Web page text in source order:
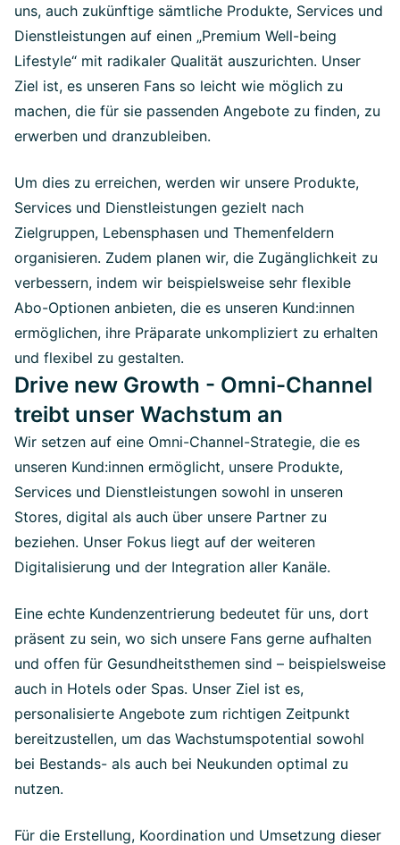
uns, auch zukünftige sämtliche Produkte, Services und
Dienstleistungen auf einen „Premium Well-being
Lifestyle“ mit radikaler Qualität auszurichten. Unser
Ziel ist, es unseren Fans so leicht wie möglich zu
machen, die für sie passenden Angebote zu finden, zu
erwerben und dranzubleiben.
Um dies zu erreichen, werden wir unsere Produkte,
Services und Dienstleistungen gezielt nach
Zielgruppen, Lebensphasen und Themenfeldern
organisieren. Zudem planen wir, die Zugänglichkeit zu
verbessern, indem wir beispielsweise sehr flexible
Abo-Optionen anbieten, die es unseren Kund:innen
ermöglichen, ihre Präparate unkompliziert zu erhalten
und flexibel zu gestalten.
Drive new Growth - Omni-Channel
treibt unser Wachstum an
Wir setzen auf eine Omni-Channel-Strategie, die es
unseren Kund:innen ermöglicht, unsere Produkte,
Services und Dienstleistungen sowohl in unseren
Stores, digital als auch über unsere Partner zu
beziehen. Unser Fokus liegt auf der weiteren
Digitalisierung und der Integration aller Kanäle.
Eine echte Kundenzentrierung bedeutet für uns, dort
präsent zu sein, wo sich unsere Fans gerne aufhalten
und offen für Gesundheitsthemen sind – beispielsweise
auch in Hotels oder Spas. Unser Ziel ist es,
personalisierte Angebote zum richtigen Zeitpunkt
bereitzustellen, um das Wachstumspotential sowohl
bei Bestands- als auch bei Neukunden optimal zu
nutzen.
Für die Erstellung, Koordination und Umsetzung dieser